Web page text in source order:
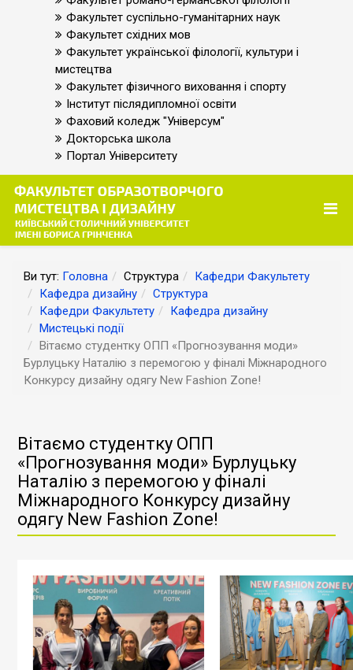
Факультет суспільно-гуманітарних наук
Факультет східних мов
Факультет української філології, культури і
мистецтва
Факультет фізичного виховання і спорту
Інститут післядипломної освіти
Фаховий коледж "Універсум"
Докторська школа
Портал Університету
Ви тут: Головна Структура
Кафедри Факультету
Кафедра дизайну
Структура
Кафедри Факультету
Кафедра дизайну
Мистецькі події
Вітаємо студентку ОПП «Прогнозування моди»
Бурлуцьку Наталію з перемогою у фіналі Міжнародного
Конкурсу дизайну одягу New Fashion Zone!
Вітаємо студентку ОПП
«Прогнозування моди» Бурлуцьку
Наталію з перемогою у фіналі
Міжнародного Конкурсу дизайну
одягу New Fashion Zone!